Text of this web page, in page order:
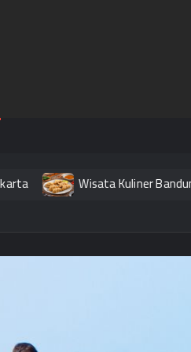
Wisata Kuliner Bandung yang